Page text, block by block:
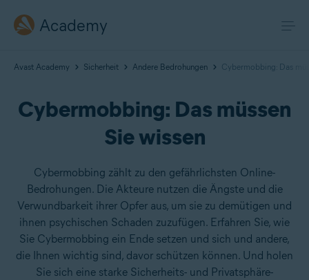
Academy
Avast Academy Sicherheit Andere Bedrohungen Cybermobbing: Das
Cybermobbing: Das müssen
Sie wissen
Cybermobbing zählt zu den gefährlichsten Online-
Bedrohungen. Die Akteure nutzen die Ängste und die
Verwundbarkeit ihrer Opfer aus, um sie zu demütigen und
ihnen psychischen Schaden zuzufügen. Erfahren Sie, wie
Sie Cybermobbing ein Ende setzen und sich und andere,
die Ihnen wichtig sind, davor schützen können. Und holen
Sie sich eine starke Sicherheits- und Privatsphäre-